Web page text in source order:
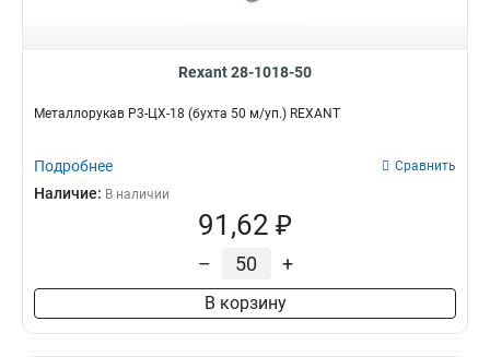
Rexant 28-1018-50
Металлорукав Р3-ЦХ-18 (бухта 50 м/уп.) REXANT
Подробнее Сравнить
Наличие: В наличии
91,62 ₽
– +
В корзину